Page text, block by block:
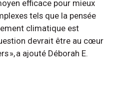
efficace pour mieux
tels que la pensée
climatique est
devrait être au cœur
», a ajouté Déborah E.